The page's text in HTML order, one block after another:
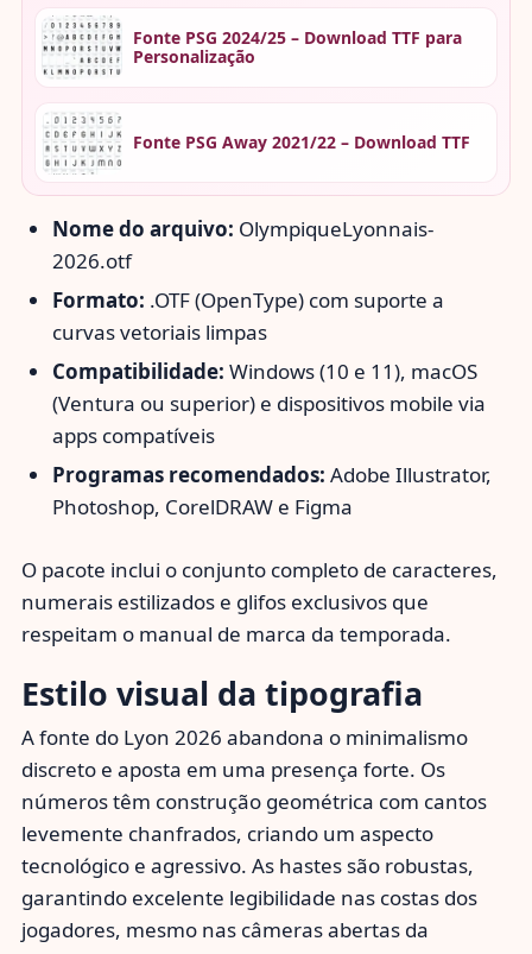
Fonte PSG 2024/25 – Download TTF para
Personalização
Fonte PSG Away 2021/22 – Download TTF
Nome do arquivo: OlympiqueLyonnais-
2026.otf
Formato: .OTF (OpenType) com suporte a
curvas vetoriais limpas
Compatibilidade: Windows (10 e 11), macOS
(Ventura ou superior) e dispositivos mobile via
apps compatíveis
Programas recomendados: Adobe Illustrator,
Photoshop, CorelDRAW e Figma
O pacote inclui o conjunto completo de caracteres,
numerais estilizados e glifos exclusivos que
respeitam o manual de marca da temporada.
Estilo visual da tipografia
A fonte do Lyon 2026 abandona o minimalismo
discreto e aposta em uma presença forte. Os
números têm construção geométrica com cantos
levemente chanfrados, criando um aspecto
tecnológico e agressivo. As hastes são robustas,
garantindo excelente legibilidade nas costas dos
jogadores, mesmo nas câmeras abertas da